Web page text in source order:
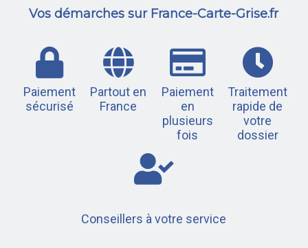
Vos démarches sur France-Carte-Grise.fr
Paiement
sécurisé
Partout en
France
Paiement
en
plusieurs
fois
Traitement
rapide de
votre
dossier
Conseillers à votre service